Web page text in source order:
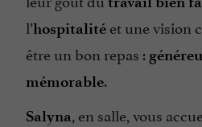
l’hospitalité et une vision
être un bon repas :
mémorable.
Salyna, en salle, vous